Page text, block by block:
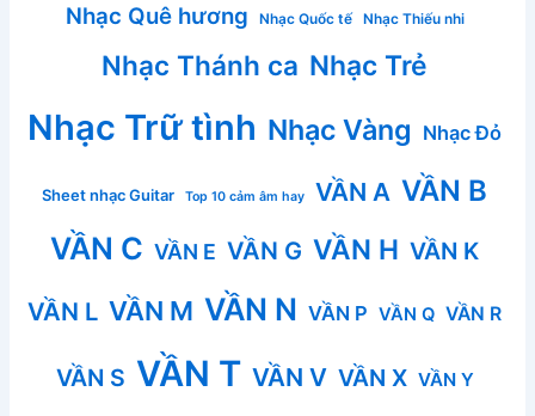
Nhạc Quê hương Nhạc Quốc tế Nhạc Thiếu nhi
Nhạc Thánh ca Nhạc Trẻ
Nhạc Trữ tình Nhạc Vàng Nhạc Đỏ
Sheet nhạc Guitar Top 10 cảm âm hay VẦN A VẦN B
VẦN C VẦN E VẦN G VẦN H VẦN K
VẦN L VẦN M VẦN N VẦN P VẦN Q VẦN R
VẦN S VẦN T VẦN V VẦN X VẦN Y